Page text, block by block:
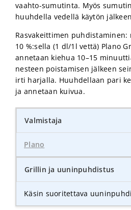
vaahto-sumutinta. Myös
huuhdella vedellä käytön
Rasvakeittimen puhdistaminen:
10 %:sella (1 dl/1l vettä) Plano
annetaan kiehua 10–15
nesteen poistamisen jälkeen
irti harjalla. Huuhdellaan pari
ja annetaan kuivua.
Valmistaja
Plano
Grillin ja uuninpuhdistus
Käsin suoritettava